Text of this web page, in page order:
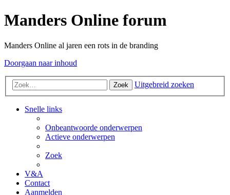
Manders Online forum
Manders Online al jaren een rots in de branding
Doorgaan naar inhoud
Zoek Uitgebreid zoeken
Snelle links
Onbeantwoorde onderwerpen
Actieve onderwerpen
Zoek
V&A
Contact
Aanmelden